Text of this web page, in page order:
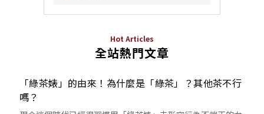
Hot Articles
全站熱門文章
「綠茶婊」的由來！為什麼是「綠茶」？其他茶不行
嗎？